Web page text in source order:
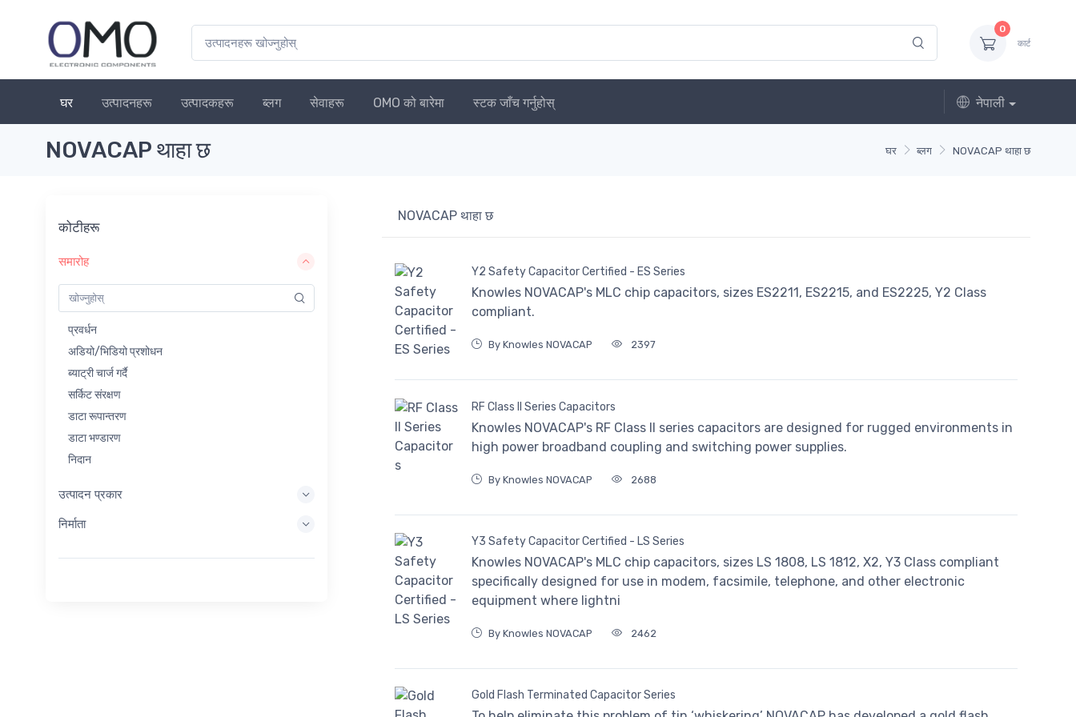
0
कार्ट
घर उत्पादनहरू उत्पादकहरू ब्लग सेवाहरू OMO को बारेमा स्टक जाँच गर्नुहोस् नेपाली
घर ब्लग NOVACAP थाहा छ
NOVACAP थाहा छ
कोटीहरू
समारोह
प्रवर्धन
अडियो/भिडियो प्रशोधन
ब्याट्री चार्ज गर्दै
सर्किट संरक्षण
डाटा रूपान्तरण
डाटा भण्डारण
निदान
इम्बेडेड प्रशोधन
ऊर्जा सङ्कलन
उत्पादन प्रकार
निर्माता
NOVACAP थाहा छ
Y2 Safety Capacitor Certified - ES Series
Knowles NOVACAP's MLC chip capacitors, sizes ES2211, ES2215, and ES2225, Y2 Class
compliant.
By Knowles NOVACAP 2397
RF Class II Series Capacitors
Knowles NOVACAP's RF Class II series capacitors are designed for rugged environments in
high power broadband coupling and switching power supplies.
By Knowles NOVACAP 2688
Y3 Safety Capacitor Certified - LS Series
Knowles NOVACAP's MLC chip capacitors, sizes LS 1808, LS 1812, X2, Y3 Class compliant
specifically designed for use in modem, facsimile, telephone, and other electronic
equipment where lightni
By Knowles NOVACAP 2462
Gold Flash Terminated Capacitor Series